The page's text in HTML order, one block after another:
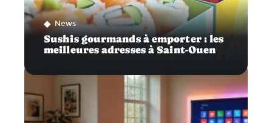
News
Sushis gourmands à emporter : les
meilleures adresses à Saint-Ouen